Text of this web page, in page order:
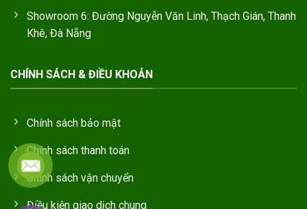
Showroom 6: Đường Nguyễn Văn Linh, Thạch Gián, Thanh
Khê, Đà Nẵng
CHÍNH SÁCH & ĐIỀU KHOẢN
Chính sách bảo mật
Chính sách thanh toán
Chính sách vận chuyển
Điều kiện giao dịch chung